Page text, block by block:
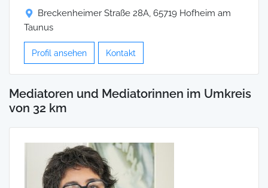
Breckenheimer Straße 28A, 65719 Hofheim am
Taunus
Profil ansehen Kontakt
Mediatoren und Mediatorinnen im Umkreis
von 32 km